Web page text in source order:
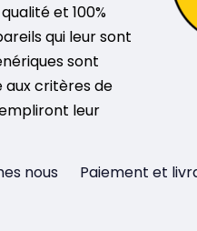
et 100%
qui leur sont
sont
critères de
leur
nous Paiement et